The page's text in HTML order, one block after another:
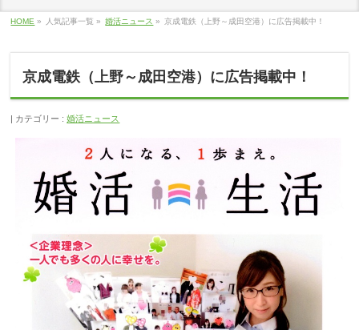
HOME » 人気記事一覧 » 婚活ニュース » 京成電鉄（上野～成田空港）に広告掲載中！
京成電鉄（上野～成田空港）に広告掲載中！
カテゴリー :婚活ニュース